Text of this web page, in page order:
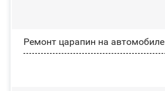
Ремонт царапин на автомобиле